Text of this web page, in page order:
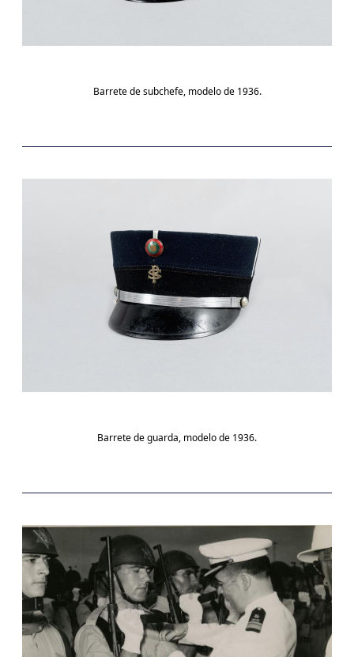
Barrete de subchefe, modelo de 1936.
Barrete de guarda, modelo de 1936.